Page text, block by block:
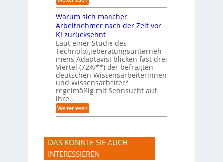
i
k
a
u
f
K
I
-
A
g
e
n
t
e
n
h
A
b
l
ä
u
f
e
v
e
r
ä
n
d
r
n
K
I
-
A
s
s
i
s
t
e
n
t
e
n
a
l
s
s
t
e
A
Warum sich mancher
Arbeitnehmer nach der Zeit vor
KI zurücksehnt
Laut einer Studie des
Technologieberatungsunterneh
mens Adaptavist blicken fast drei
Viertel (72%**) der befragten
deutschen Wissensarbeiterinnen
und Wissensarbeiter*
regelmäßig mit Sehnsucht auf
ihre…
Weiterlesen:
W
u
m
s
i
DAS KÖNNTE SIE AUCH
INTERESSIEREN